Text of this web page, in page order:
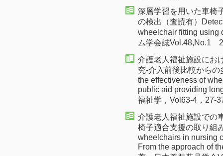
深層学習を用いた車椅
の検出（査読有）
wheelchair fitting
ム学会誌Vol.48,No.1
介護老人福祉施設にお
究-介入前後比較から
the effectiveness of
public aid providing
福祉学，Vol63-4，27-
介護老人福祉施設での
椅子適合支援の取り組
wheelchairs in nursing
From the approach of